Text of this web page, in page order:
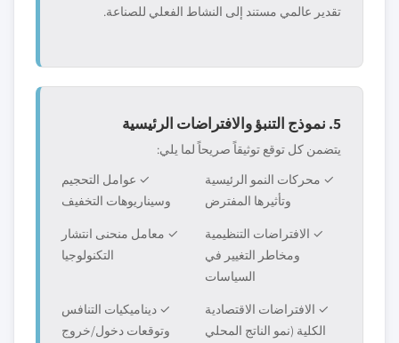
تقدير عالمي مستند إلى النشاط الفعلي للصناعة.
5. نموذج التنبؤ والافتراضات الرئيسية
يتضمن كل توقع توثيقاً صريحاً لما يلي:
✓ محركات النمو الرئيسية
وتأثيرها المفترض
✓ عوامل التحجيم
وسيناريوهات التخفيف
✓ الافتراضات التنظيمية
ومخاطر التغيير في
السياسات
✓ معامل منحنى انتشار
التكنولوجيا
✓ الافتراضات الاقتصادية
الكلية (نمو الناتج المحلي
✓ ديناميكيات التنافس
وتوقعات دخول/خروج